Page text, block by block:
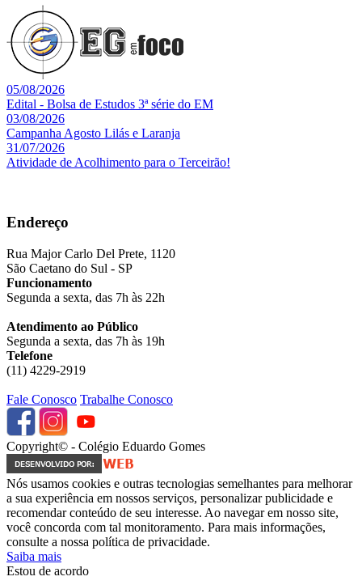
05/08/2026
Edital - Bolsa de Estudos 3ª série do EM
03/08/2026
Campanha Agosto Lilás e Laranja
31/07/2026
Atividade de Acolhimento para o Terceirão!
Endereço
Rua Major Carlo Del Prete, 1120
São Caetano do Sul - SP
Funcionamento
Segunda a sexta, das 7h às 22h
Atendimento ao Público
Segunda a sexta, das 7h às 19h
Telefone
(11) 4229-2919
Fale Conosco Trabalhe Conosco
Copyright© - Colégio Eduardo Gomes
Nós usamos cookies e outras tecnologias semelhantes para melhorar
a sua experiência em nossos serviços, personalizar publicidade e
recomendar conteúdo de seu interesse. Ao navegar em nosso site,
você concorda com tal monitoramento. Para mais informações,
consulte a nossa política de privacidade.
Saiba mais
Estou de acordo